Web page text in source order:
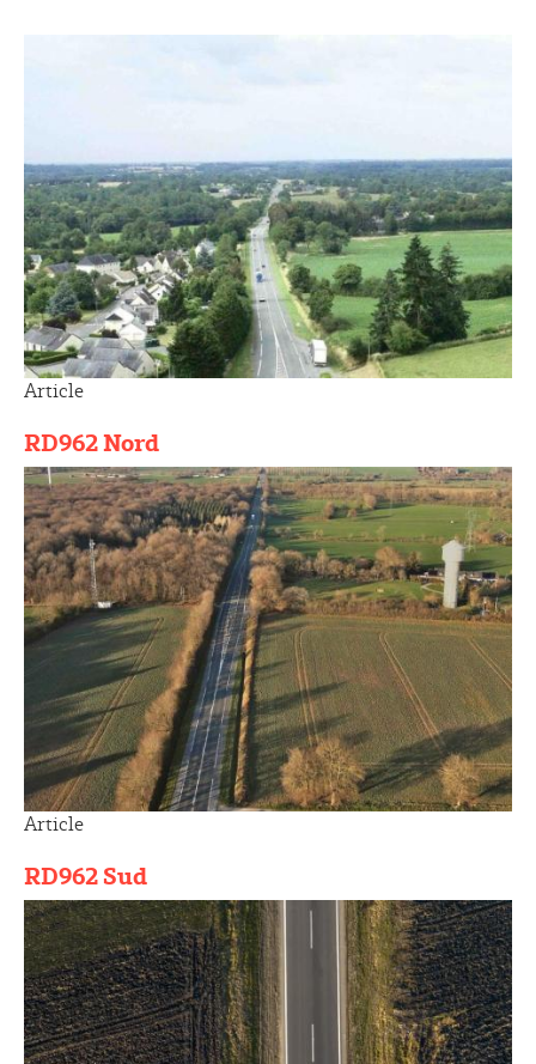
Article
RD962 Nord
Article
RD962 Sud